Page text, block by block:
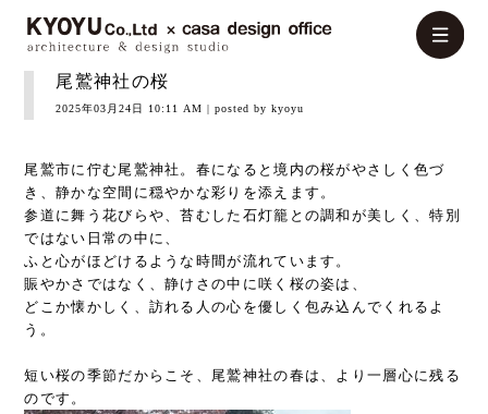
尾鷲神社の桜
2025年03月24日 10:11 AM | posted by kyoyu
尾鷲市に佇む尾鷲神社。春になると境内の桜がやさしく色づ
き、静かな空間に穏やかな彩りを添えます。
参道に舞う花びらや、苔むした石灯籠との調和が美しく、特別
ではない日常の中に、
ふと心がほどけるような時間が流れています。
賑やかさではなく、静けさの中に咲く桜の姿は、
どこか懐かしく、訪れる人の心を優しく包み込んでくれるよ
う。
短い桜の季節だからこそ、尾鷲神社の春は、より一層心に残る
のです。